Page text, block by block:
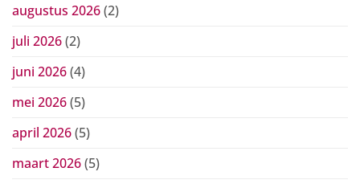
augustus 2026(2)
juli 2026(2)
juni 2026(4)
mei 2026(5)
april 2026(5)
maart 2026(5)